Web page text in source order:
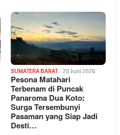
SUMATERA BARAT 20 Juni 2026
Pesona Matahari
Terbenam di Puncak
Panaroma Dua Koto:
Surga Tersembunyi
Pasaman yang Siap Jadi
Desti…